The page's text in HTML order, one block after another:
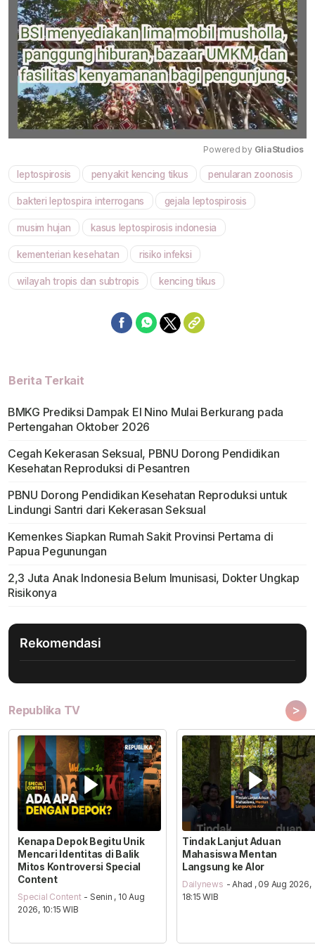
Mute
Powered by GliaStudios
leptospirosis penyakit kencing tikus penularan zoonosis
bakteri leptospira interrogans gejala leptospirosis
musim hujan kasus leptospirosis indonesia
kementerian kesehatan risiko infeksi
wilayah tropis dan subtropis kencing tikus
Berita Terkait
BMKG Prediksi Dampak El Nino Mulai Berkurang pada
Pertengahan Oktober 2026
Cegah Kekerasan Seksual, PBNU Dorong Pendidikan
Kesehatan Reproduksi di Pesantren
PBNU Dorong Pendidikan Kesehatan Reproduksi untuk
Lindungi Santri dari Kekerasan Seksual
Kemenkes Siapkan Rumah Sakit Provinsi Pertama di
Papua Pegunungan
2,3 Juta Anak Indonesia Belum Imunisasi, Dokter Ungkap
Risikonya
Rekomendasi
Republika TV >
Kenapa Depok Begitu Unik
Mencari Identitas di Balik
Mitos Kontroversi Special
Content
Special Content - Senin , 10 Aug
2026, 10:15 WIB
Tindak Lanjut Aduan
Mahasiswa Mentan
Langsung ke Alor
Dailynews - Ahad , 09 Aug 2026,
18:15 WIB